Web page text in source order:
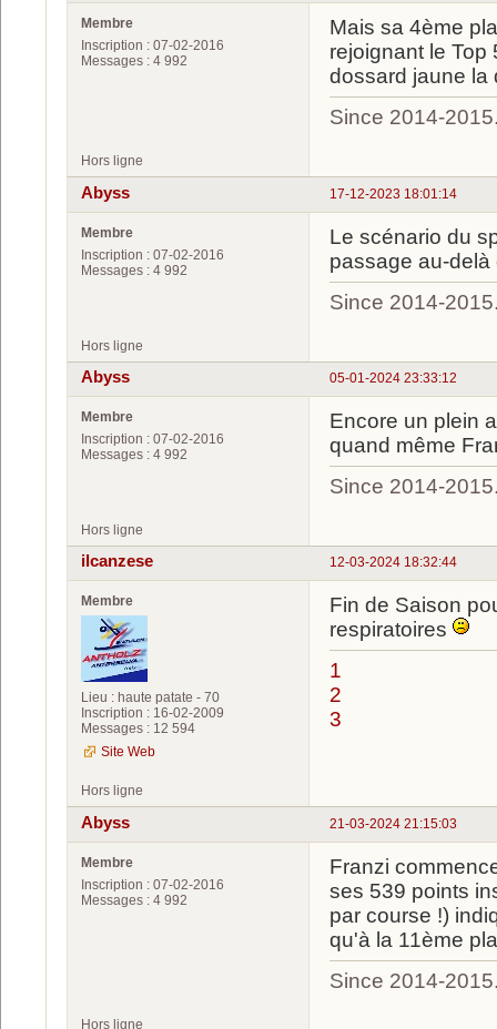
Membre
Inscription : 07-02-2016
Messages : 4 992
Mais sa 4ème
rejoignant le Top
dossard jaune la
Since 2014-
Hors ligne
17-12-2023 18:01:14
Abyss
Membre
Inscription : 07-02-2016
Messages : 4 992
Le scénario du
passage au-
Since 2014-
Hors ligne
05-01-2024 23:33:12
Abyss
Membre
Inscription : 07-02-2016
Messages : 4 992
Encore un plein
quand même
Since 2014-
Hors ligne
12-03-2024 18:32:44
ilcanzese
Membre
Lieu : haute patate - 70
Inscription : 16-02-2009
Messages : 12 594
Site Web
Fin de Saison
respiratoires
1
2
3
Hors ligne
21-03-2024 21:15:03
Abyss
Membre
Inscription : 07-02-2016
Messages : 4 992
Franzi
ses 539 points
par course !)
qu'à la 11ème
Since 2014-
Hors ligne